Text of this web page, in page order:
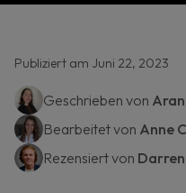
Publiziert am Juni 22, 2023
Geschrieben von
Bearbeitet von Anne
Rezensiert von